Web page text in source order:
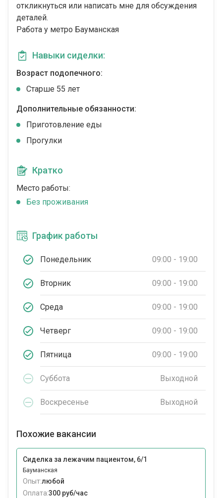
откликнуться или написать мне для обсуждения
деталей.
Работа у метро Бауманская
Навыки сиделки:
Возраст подопечного:
Cтарше 55 лет
Дополнительные обязанности:
Приготовление еды
Прогулки
Кратко
Место работы:
Без проживания
График работы
Понедельник 09:00 - 19:00
Вторник 09:00 - 19:00
Среда 09:00 - 19:00
Четверг 09:00 - 19:00
Пятница 09:00 - 19:00
Суббота Выходной
Воскресенье Выходной
Похожие вакансии
Сиделка за лежачим пациентом, 6/1
Бауманская
Опыт:любой
Оплата:300 руб/час